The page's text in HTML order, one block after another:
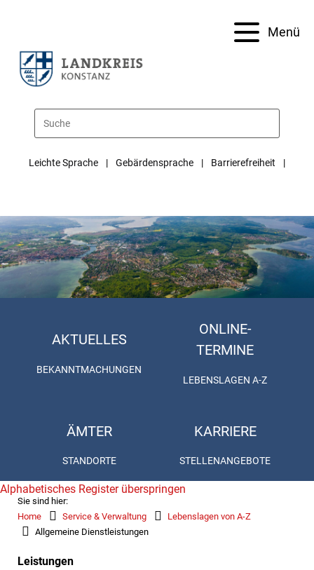
Menü
Leichte Sprache Gebärdensprache Barrierefreiheit
AKTUELLES
BEKANNTMACHUNGEN
ONLINE-
TERMINE
LEBENSLAGEN A-Z
ÄMTER
STANDORTE
KARRIERE
STELLENANGEBOTE
Sie sind hier:
Home
Service & Verwaltung
Lebenslagen von A-Z
Allgemeine Dienstleistungen
Leistungen
Alphabetisches Register überspringen